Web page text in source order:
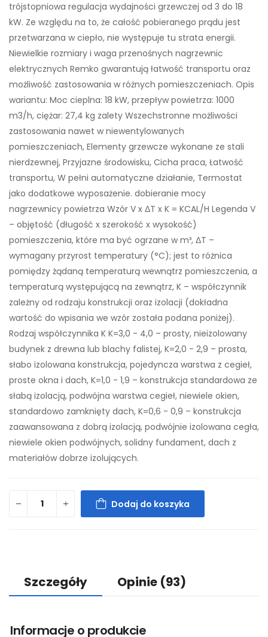
trójstopniowa regulacja wydajności grzewczej od 3 do 18
kW. Ze względu na to, że całość pobieranego prądu jest
przetwarzana w ciepło, nie występuje tu strata energii.
Niewielkie rozmiary i waga przenośnych nagrzewnic
elektrycznych Remko gwarantują łatwość transportu oraz
możliwość zastosowania w różnych pomieszczeniach. Opis
wariantu: Moc cieplna: 18 kW, przepływ powietrza: 1000
m3/h, ciężar: 27,4 kg zalety Wszechstronne możliwości
zastosowania nawet w niewentylowanych
pomieszczeniach, Elementy grzewcze wykonane ze stali
nierdzewnej, Przyjazne środowisku, Cicha praca, Łatwość
transportu, W pełni automatyczne działanie, Termostat
jako dodatkowe wyposażenie. dobieranie mocy
nagrzewnicy powietrza Wzór V x ΔT x K = KCAL/H Legenda V
– objętość (długość x szerokość x wysokość)
pomieszczenia, które ma być ogrzane w m³, ΔT –
wymagany przyrost temperatury (°C); jest to różnica
pomiędzy żądaną temperaturą wewnątrz pomieszczenia, a
temperaturą występującą na zewnątrz, K – współczynnik
zależny od rodzaju konstrukcji oraz izolacji (dokładna
wartość do wpisania we wzór została podana poniżej).
Rodzaj współczynnika K K=3,0 - 4,0 – prosty, nieizolowany
budynek z drewna lub blachy falistej, K=2,0 - 2,9 – prosta,
słabo izolowana konstrukcja, pojedyncza warstwa z cegieł,
proste okna i dach, K=1,0 - 1,9 – konstrukcja standardowa ze
słabą izolacją, podwójna warstwa cegieł, niewiele okien,
standardowo zamknięty dach, K=0,6 - 0,9 – konstrukcja
zaawansowana z dobrą izolacją, podwójnie izolowana cegła,
niewiele okien podwójnych, solidny fundament, dach z
materiałów dobrze izolujących.
Dodaj do koszyka
Szczegóły Opinie (93)
Informacje o produkcie